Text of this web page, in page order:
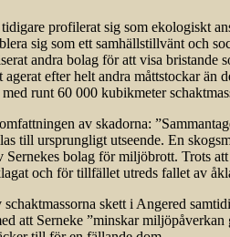
profilerat sig som ekologiskt
sig som ett samhällstillvänt och
andra bolag för att visa bristande
efter helt andra måttstockar
runt 60 000 kubikmeter
av skadorna:
till ursprungligt utseende. En
bolag för miljöbrott. Trots
och för tillfället utreds fallet av
schaktmassorna skett i Angered
att Serneke ”minskar